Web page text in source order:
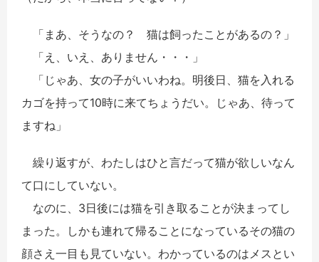
「まあ、そうなの？ 猫は飼ったことがあるの？」
「え、いえ、ありません・・・」
「じゃあ、女の子がいいわね。明後日、猫を入れる
カゴを持って10時に来てちょうだい。じゃあ、待って
ますね」
繰り返すが、わたしはひと言だって猫が欲しいなん
て口にしていない。
なのに、3日後には猫を引き取ることが決まってし
まった。しかも連れて帰ることになっているその猫の
顔さえ一目も見ていない。わかっているのはメスとい